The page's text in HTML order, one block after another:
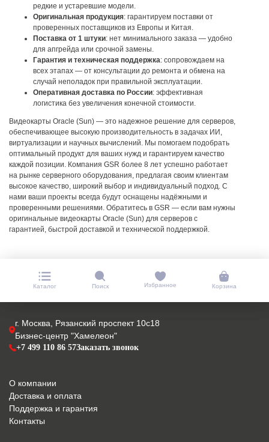
редкие и устаревшие модели.
Оригинальная продукция: гарантируем поставки от
проверенных поставщиков из Европы и Китая.
Поставка от 1 штуки: нет минимального заказа — удобно
для апгрейда или срочной замены.
Гарантия и техническая поддержка: сопровождаем на
всех этапах — от консультации до ремонта и обмена на
случай неполадок при правильной эксплуатации.
Оперативная доставка по России: эффективная
логистика без увеличения конечной стоимости.
Видеокарты Oracle (Sun) — это надежное решение для серверов,
обеспечивающее высокую производительность в задачах ИИ,
виртуализации и научных вычислений. Мы помогаем подобрать
оптимальный продукт для ваших нужд и гарантируем качество
каждой позиции. Компания GSR более 8 лет успешно работает
на рынке серверного оборудования, предлагая своим клиентам
высокое качество, широкий выбор и индивидуальный подход. С
нами ваши проекты всегда будут оснащены надёжными и
проверенными решениями. Обратитесь в GSR — если вам нужны
оригинальные видеокарты Oracle (Sun) для серверов с
гарантией, быстрой доставкой и технической поддержкой.
Каталог Поиск Избранное Корзина
г. Москва, Рязанский проспект 10с18
Бизнес-центр "Хамелеон"
+7 499 110 86 57Заказать звонок
О компании
Доставка и оплата
Поддержка и гарантия
Контакты